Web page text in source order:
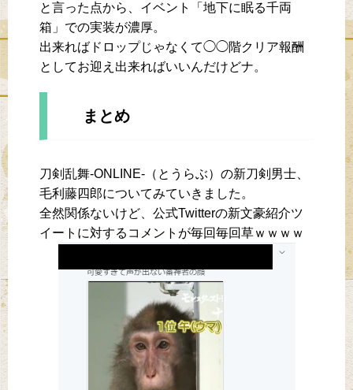
と言った点から、イベント「地下に眠る千両
箱」での実装が濃厚。
出来ればドロップじゃなくて◯◯階クリア報酬
としてお迎え出来ればいいんだけどナ。
まとめ
刀剣乱舞-ONLINE-（とうらぶ）の新刀剣男士、
毛利藤四郎についてみていきました。
全然関係ないけど、公式Twitterの新文豪紹介ツ
イートに対するコメントが毎回毎回草ｗｗｗｗ